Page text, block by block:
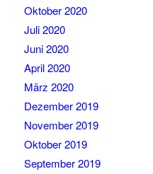
Oktober 2020
Juli 2020
Juni 2020
April 2020
März 2020
Dezember 2019
November 2019
Oktober 2019
September 2019